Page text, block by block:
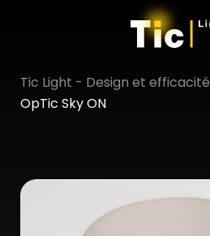
Tic Light - Design et efficacité
OpTic Sky ON